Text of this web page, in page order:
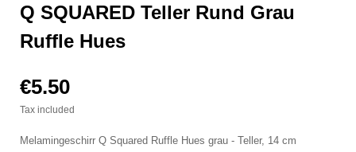
Q SQUARED Teller Rund Grau
Ruffle Hues
€5.50
Tax included
Melamingeschirr Q Squared Ruffle Hues grau - Teller, 14 cm